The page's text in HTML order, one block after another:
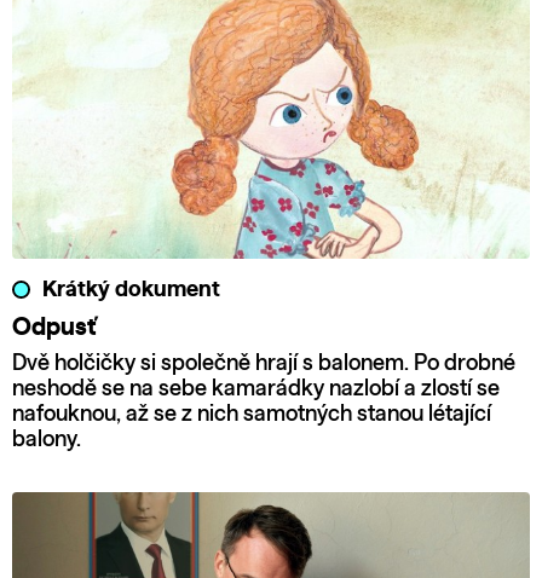
Krátký dokument
Odpusť
Dvě holčičky si společně hrají s balonem. Po drobné
neshodě se na sebe kamarádky nazlobí a zlostí se
nafouknou, až se z nich samotných stanou létající
balony.